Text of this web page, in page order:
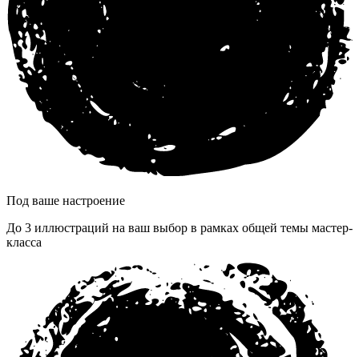
Под ваше настроение
До 3 иллюстраций на ваш выбор в рамках общей темы мастер-
класса